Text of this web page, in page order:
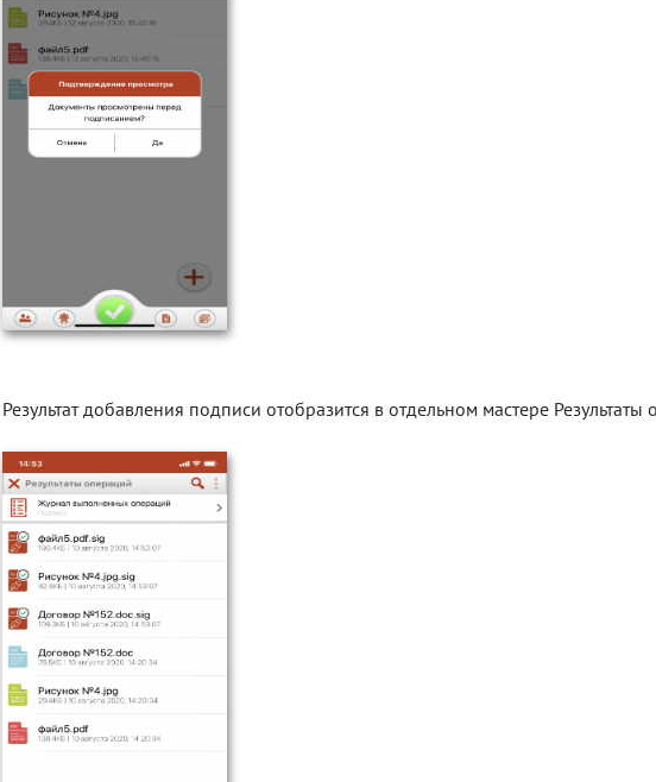
Результат добавления подписи отобразится в отдельном мастере Результаты